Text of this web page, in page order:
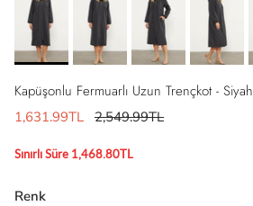
Kapüşonlu Fermuarlı Uzun Trençkot - Siyah
1,631.99TL 2,549.99TL
Sınırlı Süre 1,468.80TL
Renk